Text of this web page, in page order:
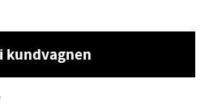
kundvagnen